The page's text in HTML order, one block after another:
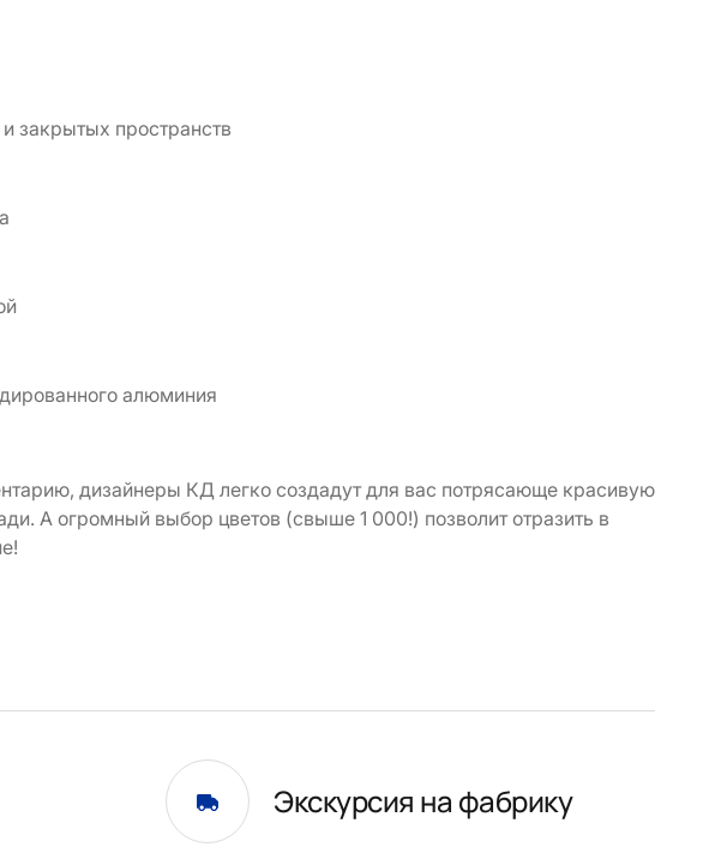
закрытых пространств
алюминия
дизайнеры КД легко создадут для вас потрясающе красивую
А огромный выбор цветов (свыше 1 000!) позволит отразить в
Экскурсия на фабрику